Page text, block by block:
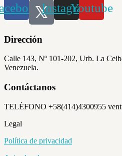
InstagramYoutube
Dirección
Calle 143, Nº 101-202, Urb. La
Venezuela.
Contáctanos
TELÉFONO +58(414)4300955
Legal
Política de privacidad